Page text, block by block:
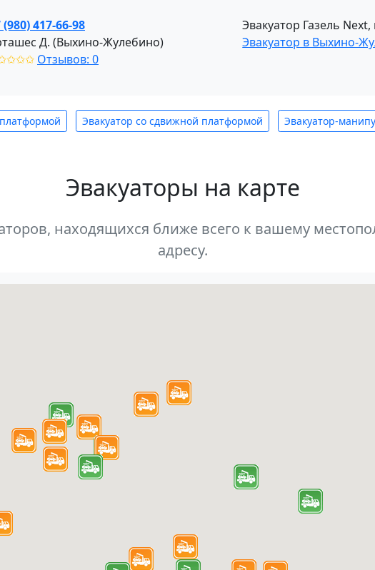
(980) 417-66-98
Д. (Выхино-Жулебино)
Отзывов: 0
Эвакуатор Газель
Эвакуатор в Выхино-
Эвакуатор со сдвижной платформой Эвакуатор-
Эвакуаторы на карте
находящихся ближе всего к вашему
адресу.